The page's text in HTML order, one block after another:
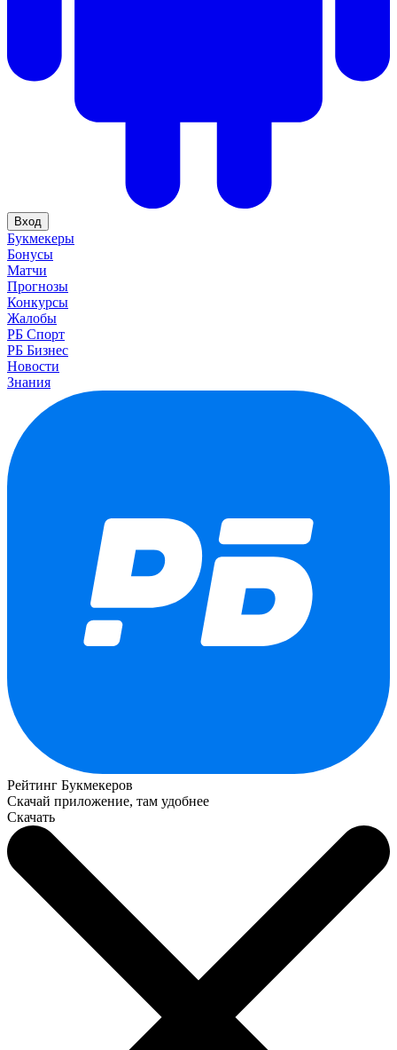
Вход
Букмекеры
Бонусы
Матчи
Прогнозы
Конкурсы
Жалобы
РБ Спорт
РБ Бизнес
Новости
Знания
Рейтинг Букмекеров
Скачай приложение, там удобнее
Скачать